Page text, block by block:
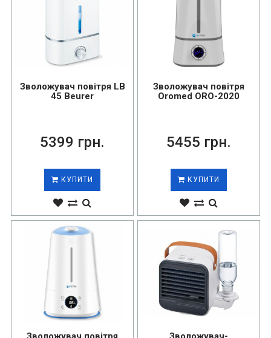
Зволожувач повітря LB
45 Beurer
5399 грн.
КУПИТИ
Зволожувач повітря
Oromed ORO-2020
5455 грн.
КУПИТИ